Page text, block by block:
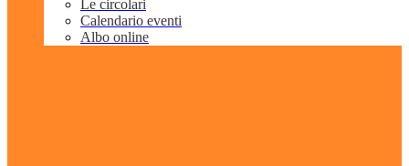
Le circolari
Calendario eventi
Albo online